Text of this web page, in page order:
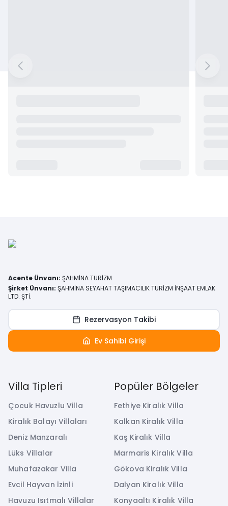
Villa Tipleri
Çocuk Havuzlu Villa
Kiralık Balayı Villaları
Deniz Manzaralı
Lüks Villalar
Muhafazakar Villa
Evcil Hayvan İzinli
Havuzu Isıtmalı Villalar
Popüler Bölgeler
Fethiye Kiralık Villa
Kalkan Kiralık Villa
Kaş Kiralık Villa
Marmaris Kiralık Villa
Gökova Kiralık Villa
Dalyan Kiralık Villa
Konyaaltı Kiralık Villa
Acente Ünvanı: ŞAHMİNA TURİZM
Şirket Ünvanı: ŞAHMİNA SEYAHAT TAŞIMACILIK TURİZM İNŞAAT EMLAK
LTD. ŞTİ.
Rezervasyon Takibi
Ev Sahibi Girişi